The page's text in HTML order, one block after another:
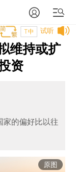
试听
T中
维持或扩
资
的偏好比以往
原图